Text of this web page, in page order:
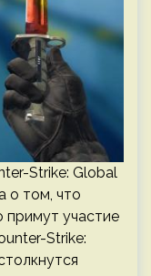
Strike: Global
о том, что
примут участие
Strike: